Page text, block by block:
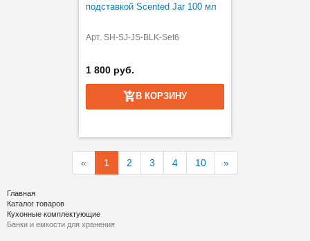
подставкой Scented Jar 100 мл
Арт. SH-SJ-JS-BLK-Set6
1 800 руб.
В КОРЗИНУ
« 1 2 3 4 10 »
Главная
Каталог товаров
Кухонные комплектующие
Банки и емкости для хранения